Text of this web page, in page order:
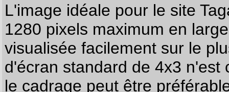
L'image idéale pour le site
1280 pixels maximum en
visualisée facilement sur le
d'écran standard de 4x3
le cadrage peut être